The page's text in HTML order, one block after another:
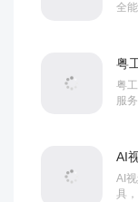
全
粤
粤
服
AI
AI
具